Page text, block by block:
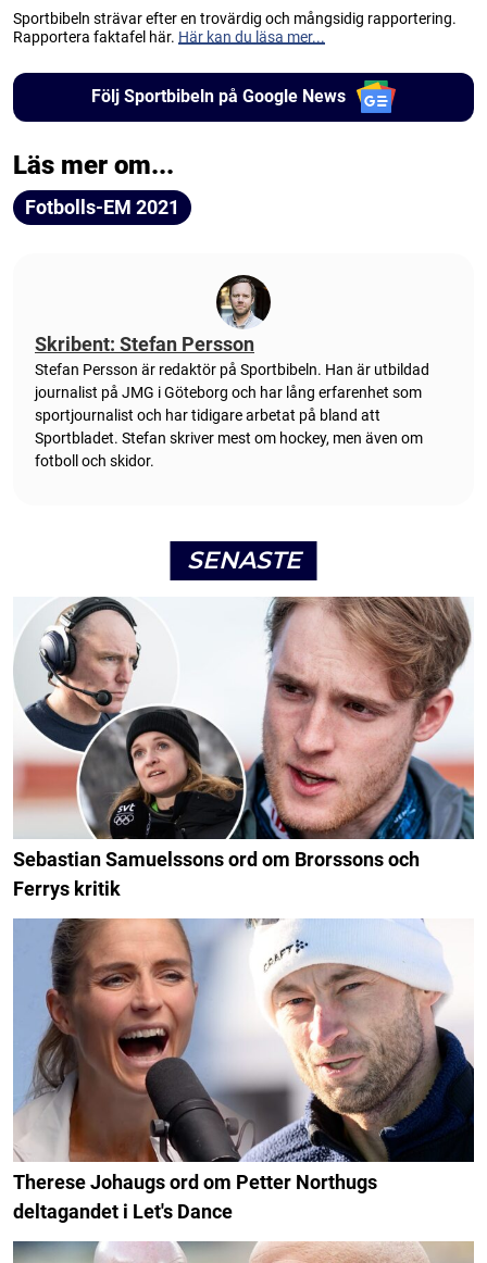
Sportbibeln strävar efter en trovärdig och mångsidig rapportering.
Rapportera faktafel här. Här kan du läsa mer...
Följ Sportbibeln på Google News
Läs mer om...
Fotbolls-EM 2021
Skribent: Stefan Persson
Stefan Persson är redaktör på Sportbibeln. Han är utbildad
journalist på JMG i Göteborg och har lång erfarenhet som
sportjournalist och har tidigare arbetat på bland att
Sportbladet. Stefan skriver mest om hockey, men även om
fotboll och skidor.
SENASTE
Sebastian Samuelssons ord om Brorssons och
Ferrys kritik
Therese Johaugs ord om Petter Northugs
deltagandet i Let's Dance